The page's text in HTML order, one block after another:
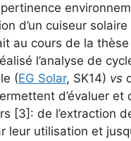
d’un cuiseur
au cours de la
l’analyse de
(EG Solar, SK14) vs
d’évaluer
[3]: de l’extraction
leur utilisation et